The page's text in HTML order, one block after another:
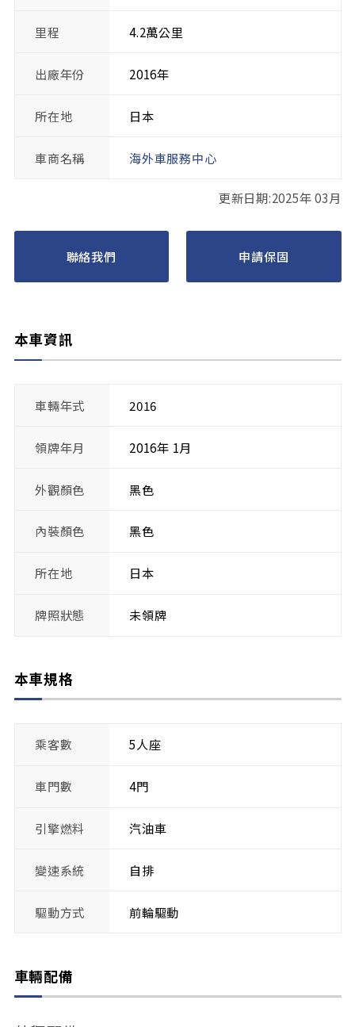
里程 4.2萬公里
出廠年份 2016年
所在地 日本
車商名稱 海外車服務中心
更新日期:2025年 03月
聯絡我們 申請保固
本車資訊
車輛年式 2016
領牌年月 2016年 1月
外觀顏色 黑色
內裝顏色 黑色
所在地 日本
牌照狀態 未領牌
本車規格
乘客數 5人座
車門數 4門
引擎燃料 汽油車
變速系統 自排
驅動方式 前輪驅動
車輛配備